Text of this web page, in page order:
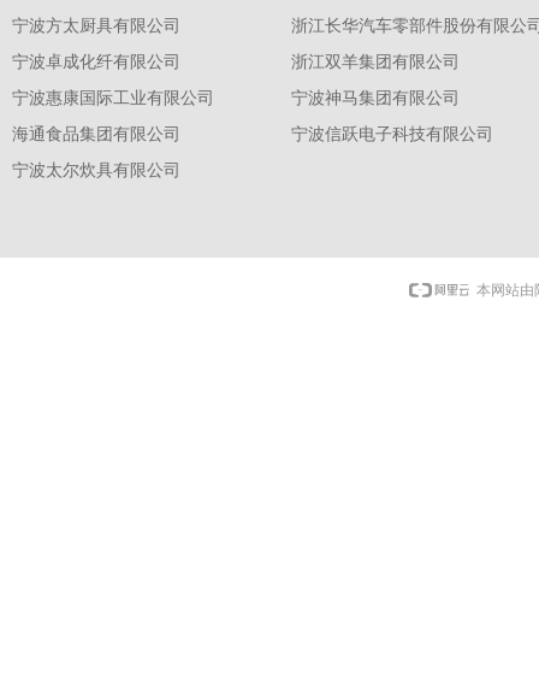
宁波方太厨具有限公司
宁波卓成化纤有限公司
宁波惠康国际工业有限公司
海通食品集团有限公司
宁波太尔炊具有限公司
浙江长华汽车零部件股份有限公
浙江双羊集团有限公司
宁波神马集团有限公司
宁波信跃电子科技有限公司
本网站由